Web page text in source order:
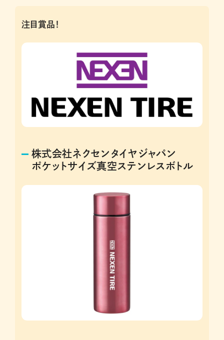
注目賞品！
株式会社ネクセンタイヤジャパン
ポケットサイズ真空ステンレスボトル